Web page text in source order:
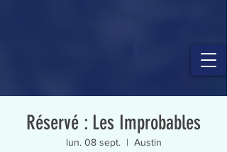
Réservé : Les Improbables
lun. 08 sept.
  |
Austin